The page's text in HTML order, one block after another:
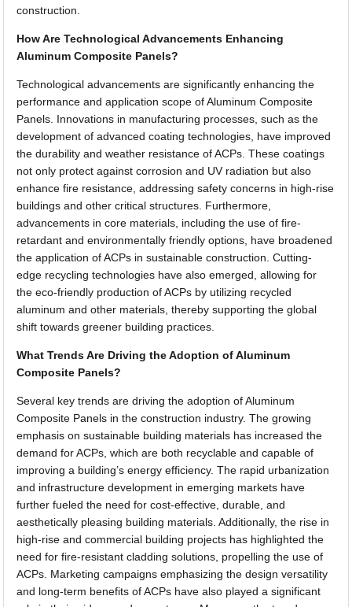
construction.
How Are Technological Advancements Enhancing
Aluminum Composite Panels?
Technological advancements are significantly enhancing the
performance and application scope of Aluminum Composite
Panels. Innovations in manufacturing processes, such as the
development of advanced coating technologies, have improved
the durability and weather resistance of ACPs. These coatings
not only protect against corrosion and UV radiation but also
enhance fire resistance, addressing safety concerns in high-rise
buildings and other critical structures. Furthermore,
advancements in core materials, including the use of fire-
retardant and environmentally friendly options, have broadened
the application of ACPs in sustainable construction. Cutting-
edge recycling technologies have also emerged, allowing for
the eco-friendly production of ACPs by utilizing recycled
aluminum and other materials, thereby supporting the global
shift towards greener building practices.
What Trends Are Driving the Adoption of Aluminum
Composite Panels?
Several key trends are driving the adoption of Aluminum
Composite Panels in the construction industry. The growing
emphasis on sustainable building materials has increased the
demand for ACPs, which are both recyclable and capable of
improving a building’s energy efficiency. The rapid urbanization
and infrastructure development in emerging markets have
further fueled the need for cost-effective, durable, and
aesthetically pleasing building materials. Additionally, the rise in
high-rise and commercial building projects has highlighted the
need for fire-resistant cladding solutions, propelling the use of
ACPs. Marketing campaigns emphasizing the design versatility
and long-term benefits of ACPs have also played a significant